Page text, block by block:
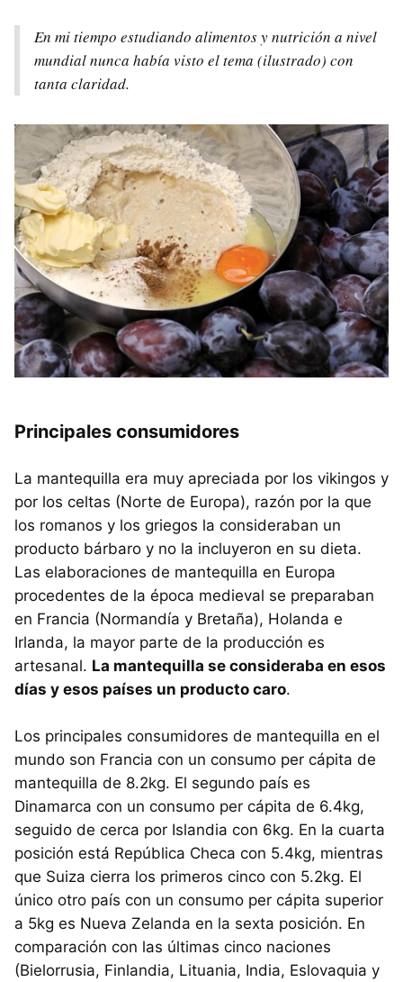
En mi tiempo estudiando alimentos y nutrición a nivel
mundial nunca había visto el tema (ilustrado) con
tanta claridad.
Principales consumidores
La mantequilla era muy apreciada por los vikingos y
por los celtas (Norte de Europa), razón por la que
los romanos y los griegos la consideraban un
producto bárbaro y no la incluyeron en su dieta.
Las elaboraciones de mantequilla en Europa
procedentes de la época medieval se preparaban
en Francia (Normandía y Bretaña), Holanda e
Irlanda, la mayor parte de la producción es
artesanal. La mantequilla se consideraba en esos
días y esos países un producto caro.
Los principales consumidores de mantequilla en el
mundo son Francia con un consumo per cápita de
mantequilla de 8.2kg. El segundo país es
Dinamarca con un consumo per cápita de 6.4kg,
seguido de cerca por Islandia con 6kg. En la cuarta
posición está República Checa con 5.4kg, mientras
que Suiza cierra los primeros cinco con 5.2kg. El
único otro país con un consumo per cápita superior
a 5kg es Nueva Zelanda en la sexta posición. En
comparación con las últimas cinco naciones
(Bielorrusia, Finlandia, Lituania, India, Eslovaquia y